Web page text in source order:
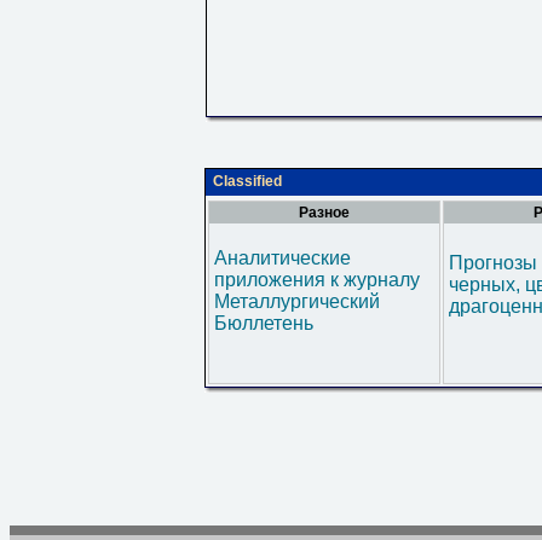
Classified
Разное
Аналитические
приложения к журналу
Металлургический
Бюллетень
черных,